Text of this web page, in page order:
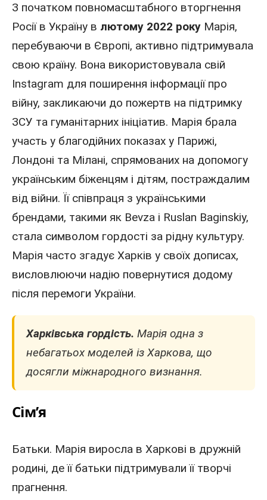
З початком повномасштабного вторгнення
Росії в Україну в лютому 2022 року Марія,
перебуваючи в Європі, активно підтримувала
свою країну. Вона використовувала свій
Instagram для поширення інформації про
війну, закликаючи до пожертв на підтримку
ЗСУ та гуманітарних ініціатив. Марія брала
участь у благодійних показах у Парижі,
Лондоні та Мілані, спрямованих на допомогу
українським біженцям і дітям, постраждалим
від війни. Її співпраця з українськими
брендами, такими як Bevza і Ruslan Baginskiy,
стала символом гордості за рідну культуру.
Марія часто згадує Харків у своїх дописах,
висловлюючи надію повернутися додому
після перемоги України.
Харківська гордість. Марія одна з
небагатьох моделей із Харкова, що
досягли міжнародного визнання.
Сім’я
Батьки. Марія виросла в Харкові в дружній
родині, де її батьки підтримували її творчі
прагнення.